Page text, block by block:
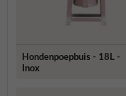
Hondenpoepbuis - 18L -
Inox